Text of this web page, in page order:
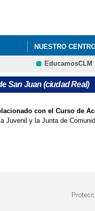
NUESTRO
CURSO DE
EducamosCLM
San Juan (ciudad Real)
con el Curso de
Juvenil y la Junta de